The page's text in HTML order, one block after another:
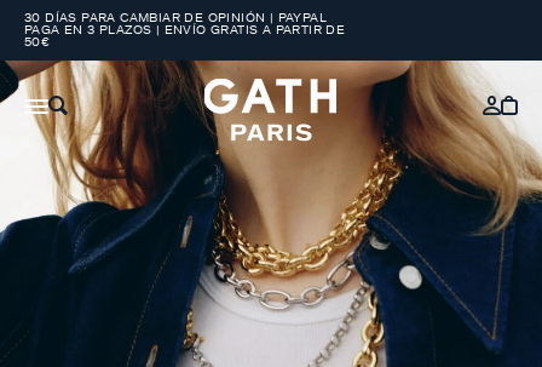
30 DÍAS PARA CAMBIAR DE OPINIÓN | PAYPAL
PAGA EN 3 PLAZOS | ENVÍO GRATIS A PARTIR DE
50€